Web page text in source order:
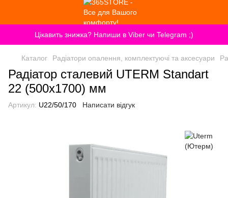
Цікавить знижка? Напиши в Viber чи Telegram ;)
Каталог Радіатори опалення, комплектуючі та аксесуари
Радіатор сталевий UTERM Standart
22 (500x1700) мм
Артикул: U22/50/170 Написати відгук